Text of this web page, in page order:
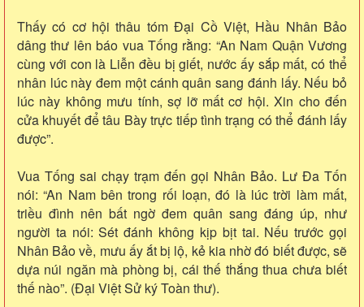
Thấy có cơ hội thâu tóm Đại Cồ Việt, Hầu Nhân Bảo
dâng thư lên báo vua Tống rằng: “An Nam Quận Vương
cùng với con là Liễn đều bị giết, nước ấy sắp mất, có thể
nhân lúc này đem một cánh quân sang đánh lấy. Nếu bỏ
lúc này không mưu tính, sợ lỡ mất cơ hội. Xin cho đến
cửa khuyết để tâu Bày trực tiếp tình trạng có thể đánh lấy
được”.
Vua Tống sai chạy trạm đến gọi Nhân Bảo. Lư Đa Tốn
nói: “An Nam bên trong rối loạn, đó là lúc trời làm mất,
triều đình nên bất ngờ đem quân sang đáng úp, như
người ta nói: Sét đánh không kịp bịt tai. Nếu trước gọi
Nhân Bảo về, mưu ấy ắt bị lộ, kẻ kia nhờ đó biết được, sẽ
dựa núi ngăn mà phòng bị, cái thế thắng thua chưa biết
thế nào”. (Đại Việt Sử ký Toàn thư).